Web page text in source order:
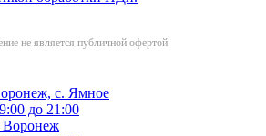
не является публичной офертой
с. Ямное
до 21:00
Воронеж